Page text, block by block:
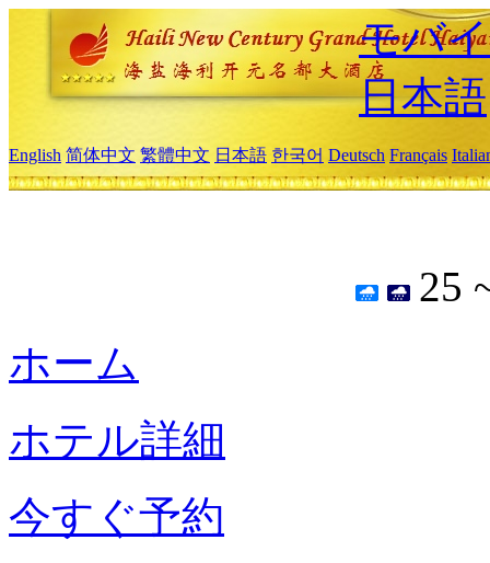
モバ
日本語
English 简体中文 繁體中文 日本語 한국어 Deutsch Français
25
ホーム
ホテル詳細
今すぐ予約